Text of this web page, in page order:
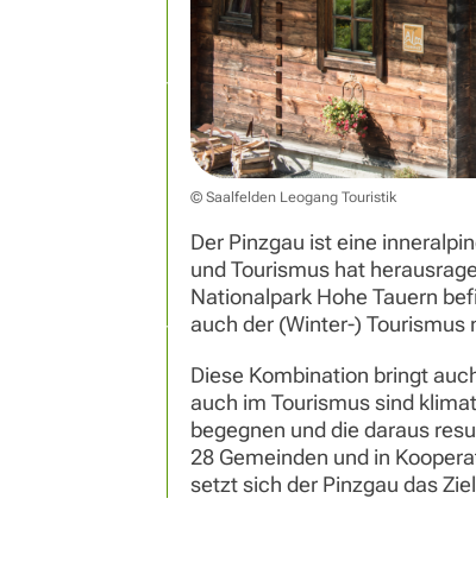
Der Pinzgau ist eine
und Tourismus hat
Nationalpark Hohe Tauern
auch der (Winter-)
Diese Kombination bringt
auch im Tourismus sind
begegnen und die daraus
28 Gemeinden und in
setzt sich der Pinzgau das
© Saalfelden Leogang Touristik